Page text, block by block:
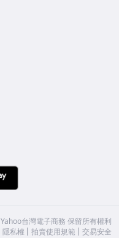
Yahoo台灣電子商務 保留所有權利
隱私權 拍賣使用規範 交易安全